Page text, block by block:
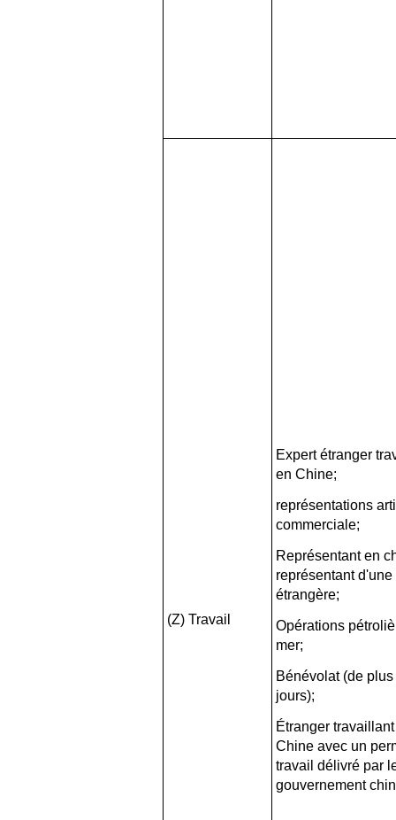
(Z) Travail
Expert étranger
en Chine;
représentations
commerciale;
Représentant en
représentant
étrangère;
Opérations
mer;
Bénévolat (de
jours);
Étranger
Chine avec un
travail délivré par
gouvernement